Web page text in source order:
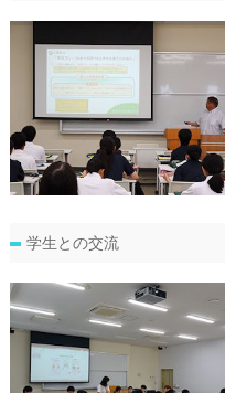
学生との交流